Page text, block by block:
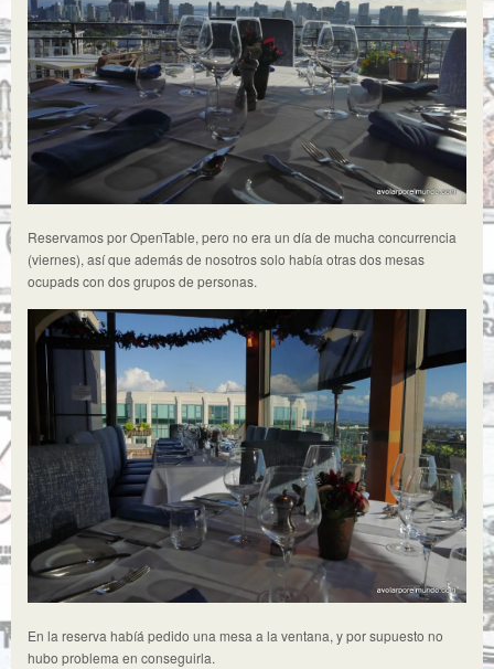
Reservamos por OpenTable, pero no era un día de mucha concurrencia
(viernes), así que además de nosotros solo había otras dos mesas
ocupads con dos grupos de personas.
En la reserva habíá pedido una mesa a la ventana, y por supuesto no
hubo problema en conseguirla.